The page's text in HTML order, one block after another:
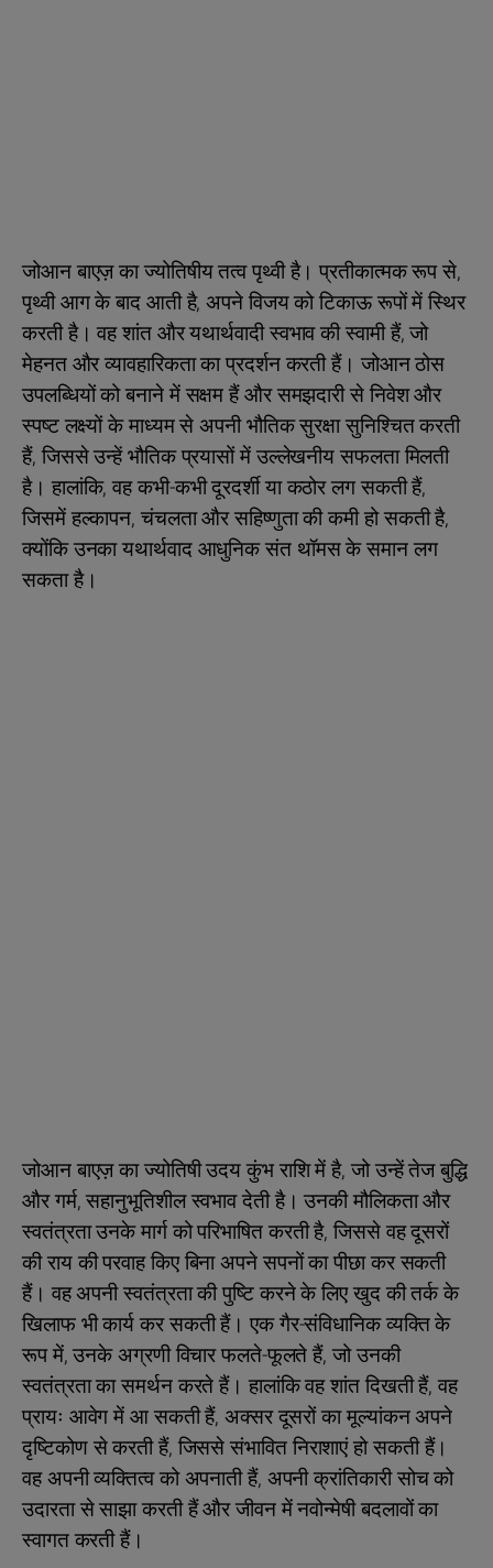
जोआन बाएज़ का ज्योतिषीय तत्व पृथ्वी है। प्रतीकात्मक रूप से,
पृथ्वी आग के बाद आती है, अपने विजय को टिकाऊ रूपों में स्थिर
करती है। वह शांत और यथार्थवादी स्वभाव की स्वामी हैं, जो
मेहनत और व्यावहारिकता का प्रदर्शन करती हैं। जोआन ठोस
उपलब्धियों को बनाने में सक्षम हैं और समझदारी से निवेश और
स्पष्ट लक्ष्यों के माध्यम से अपनी भौतिक सुरक्षा सुनिश्चित करती
हैं, जिससे उन्हें भौतिक प्रयासों में उल्लेखनीय सफलता मिलती
है। हालांकि, वह कभी-कभी दूरदर्शी या कठोर लग सकती हैं,
जिसमें हल्कापन, चंचलता और सहिष्णुता की कमी हो सकती है,
क्योंकि उनका यथार्थवाद आधुनिक संत थॉमस के समान लग
सकता है।
जोआन बाएज़ का ज्योतिषी उदय कुंभ राशि में है, जो उन्हें तेज बुद्धि
और गर्म, सहानुभूतिशील स्वभाव देती है। उनकी मौलिकता और
स्वतंत्रता उनके मार्ग को परिभाषित करती है, जिससे वह दूसरों
की राय की परवाह किए बिना अपने सपनों का पीछा कर सकती
हैं। वह अपनी स्वतंत्रता की पुष्टि करने के लिए खुद की तर्क के
खिलाफ भी कार्य कर सकती हैं। एक गैर-संविधानिक व्यक्ति के
रूप में, उनके अग्रणी विचार फलते-फूलते हैं, जो उनकी
स्वतंत्रता का समर्थन करते हैं। हालांकि वह शांत दिखती हैं, वह
प्रायः आवेग में आ सकती हैं, अक्सर दूसरों का मूल्यांकन अपने
दृष्टिकोण से करती हैं, जिससे संभावित निराशाएं हो सकती हैं।
वह अपनी व्यक्तित्व को अपनाती हैं, अपनी क्रांतिकारी सोच को
उदारता से साझा करती हैं और जीवन में नवोन्मेषी बदलावों का
स्वागत करती हैं।